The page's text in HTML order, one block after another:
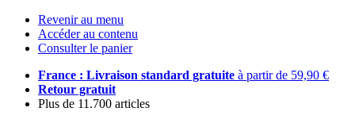
Revenir au menu
Accéder au contenu
Consulter le panier
France : Livraison standard gratuite à partir de 59,90 €
Retour gratuit
Plus de 11.700 articles